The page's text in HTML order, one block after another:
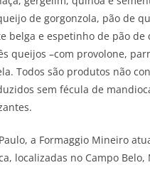
de gorgonzola, pão de
belga e espetinho de pão de
queijos –com provolone,
Todos são produtos não
sem fécula de
a Formaggio Mineiro
localizadas no Campo Belo,